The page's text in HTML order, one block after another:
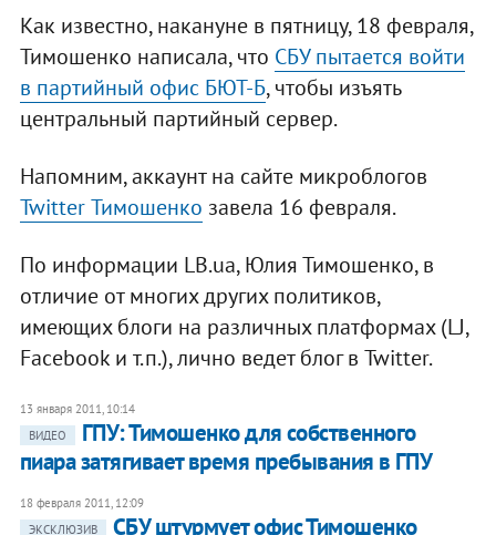
Как известно, накануне в пятницу, 18 февраля,
Тимошенко написала, что СБУ пытается войти
в партийный офис БЮТ-Б, чтобы изъять
центральный партийный сервер.
Напомним, аккаунт на сайте микроблогов
Twitter Тимошенко завела 16 февраля.
По информации LB.ua, Юлия Тимошенко, в
отличие от многих других политиков,
имеющих блоги на различных платформах (LJ,
Facebook и т.п.), лично ведет блог в Twitter.
13 января 2011, 10:14
ВИДЕО
​ГПУ: Тимошенко для собственного
пиара затягивает время пребывания в ГПУ
18 февраля 2011, 12:09
ЭКСКЛЮЗИВ
СБУ штурмует офис Тимошенко